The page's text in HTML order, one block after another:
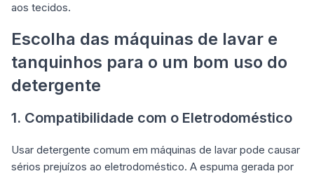
aos tecidos.
Escolha das máquinas de lavar e
tanquinhos para o um bom uso do
detergente
1. Compatibilidade com o Eletrodoméstico
Usar detergente comum em máquinas de lavar pode causar
sérios prejuízos ao eletrodoméstico. A espuma gerada por